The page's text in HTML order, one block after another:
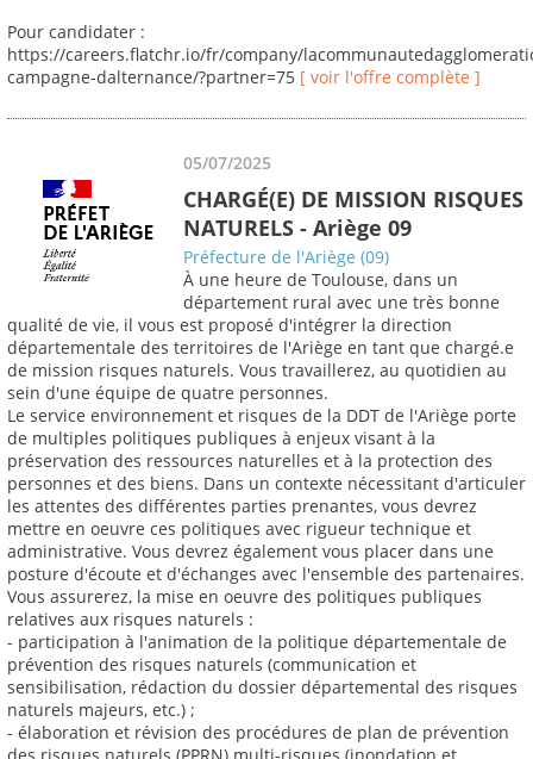
Pour candidater :
https://careers.flatchr.io/fr/company/
campagne-dalternance/?partner=75 [ voir l'offre complète ]
05/07/2025
CHARGÉ(E) DE MISSION RISQUES
NATURELS - Ariège 09
Préfecture de l'Ariège (09)
À une heure de Toulouse, dans un
département rural avec une très bonne
qualité de vie, il vous est proposé d'intégrer la direction
départementale des territoires de l'Ariège en tant que chargé.e
de mission risques naturels. Vous travaillerez, au quotidien au
sein d'une équipe de quatre personnes.
Le service environnement et risques de la DDT de l'Ariège porte
de multiples politiques publiques à enjeux visant à la
préservation des ressources naturelles et à la protection des
personnes et des biens. Dans un contexte nécessitant d'articuler
les attentes des différentes parties prenantes, vous devrez
mettre en oeuvre ces politiques avec rigueur technique et
administrative. Vous devrez également vous placer dans une
posture d'écoute et d'échanges avec l'ensemble des partenaires.
Vous assurerez, la mise en oeuvre des politiques publiques
relatives aux risques naturels :
- participation à l'animation de la politique départementale de
prévention des risques naturels (communication et
sensibilisation, rédaction du dossier départemental des risques
naturels majeurs, etc.) ;
- élaboration et révision des procédures de plan de prévention